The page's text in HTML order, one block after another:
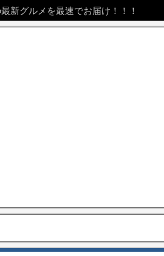
新グルメを最速でお届け！！！